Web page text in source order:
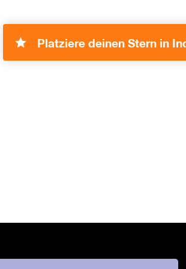
Platziere deinen Stern in